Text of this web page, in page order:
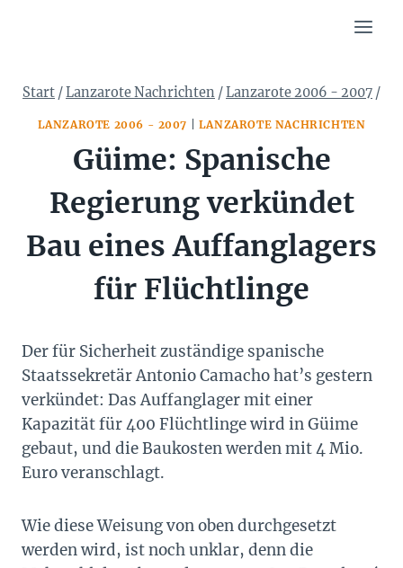
Start /Lanzarote Nachrichten /Lanzarote 2006 - 2007 /
LANZAROTE 2006 - 2007 LANZAROTE NACHRICHTEN
Güime: Spanische
Regierung verkündet
Bau eines Auffanglagers
für Flüchtlinge
Der für Sicherheit zuständige spanische
Staatssekretär Antonio Camacho hat’s gestern
verkündet: Das Auffanglager mit einer
Kapazität für 400 Flüchtlinge wird in Güime
gebaut, und die Baukosten werden mit 4 Mio.
Euro veranschlagt.
Wie diese Weisung von oben durchgesetzt
werden wird, ist noch unklar, denn die